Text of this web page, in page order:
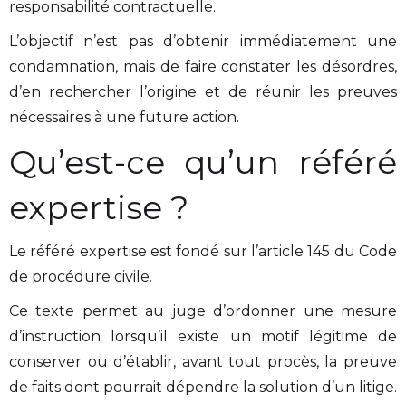
responsabilité contractuelle.
L’objectif n’est pas d’obtenir immédiatement une
condamnation, mais de faire constater les désordres,
d’en rechercher l’origine et de réunir les preuves
nécessaires à une future action.
Qu’est-ce qu’un référé
expertise ?
Le référé expertise est fondé sur l’article 145 du Code
de procédure civile.
Ce texte permet au juge d’ordonner une mesure
d’instruction lorsqu’il existe un motif légitime de
conserver ou d’établir, avant tout procès, la preuve
de faits dont pourrait dépendre la solution d’un litige.